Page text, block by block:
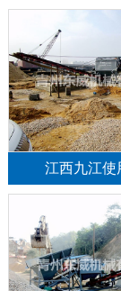
江西九江使